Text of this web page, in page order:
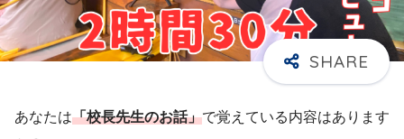
あなたは「校長先生のお話」で覚えている内容はあります